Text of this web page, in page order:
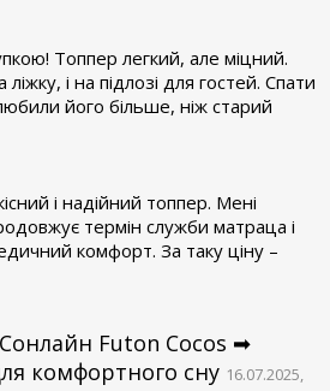
Топпер легкий, але міцний.
і на підлозі для гостей. Спати
його більше, ніж старий
і надійний топпер. Мені
термін служби матраца і
комфорт. За таку ціну –
Futon Cocos ➡
комфортного сну 16.07.2025,